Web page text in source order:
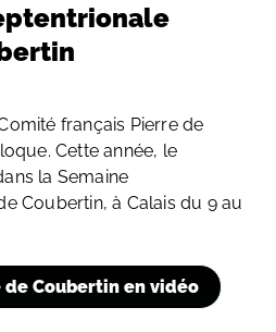
français Pierre de
Cette année, le
la Semaine
Coubertin, à Calais du 9 au
de Coubertin en vidéo